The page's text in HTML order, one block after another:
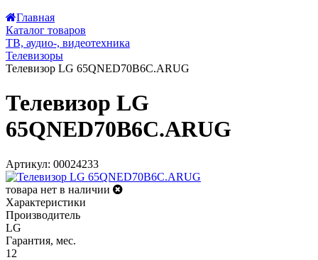
Главная
Каталог товаров
ТВ, аудио-, видеотехника
Телевизоры
Телевизор LG 65QNED70B6C.ARUG
Телевизор LG
65QNED70B6C.ARUG
Артикул: 00024233
товара нет в наличии
Характеристики
Производитель
LG
Гарантия, мес.
12